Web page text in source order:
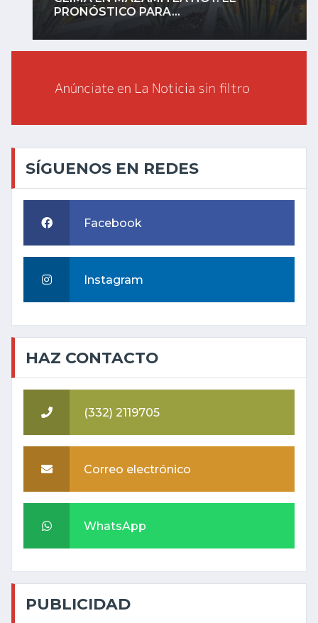
PRONÓSTICO PARA...
SÍGUENOS EN REDES
Facebook
Instagram
HAZ CONTACTO
(332) 2119705
Correo electrónico
WhatsApp
PUBLICIDAD